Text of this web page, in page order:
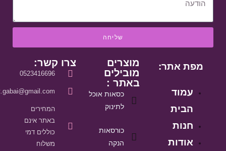
שליחה
מפת אתר:
עמוד
הבית
חנות
אודות
מוצרים
מובילים
באתר :
כסאות אוכל
לתינוק
כורסאות
הנקה
צרו קשר:
0523416696
המחירים
באתר אינם
כוללים דמי
משלוח